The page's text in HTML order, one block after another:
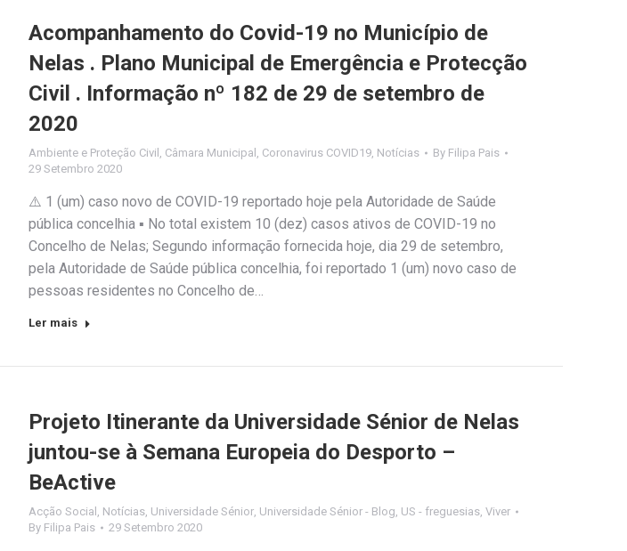
Acompanhamento do Covid-19 no Município de
Nelas . Plano Municipal de Emergência e Protecção
Civil . Informação nº 182 de 29 de setembro de
2020
Ambiente e Proteção Civil , Câmara Municipal , Coronavirus COVID19, Notícias By Filipa Pais
29 Setembro 2020
⚠️ 1 (um) caso novo de COVID-19 reportado hoje pela Autoridade de Saúde
pública concelhia ▪️ No total existem 10 (dez) casos ativos de COVID-19 no
Concelho de Nelas; Segundo informação fornecida hoje, dia 29 de setembro,
pela Autoridade de Saúde pública concelhia, foi reportado 1 (um) novo caso de
pessoas residentes no Concelho de…
Ler mais
Projeto Itinerante da Universidade Sénior de Nelas
juntou-se à Semana Europeia do Desporto –
BeActive
Acção Social , Notícias, Universidade Sénior, Universidade Sénior - Blog, US - freguesias, Viver
By Filipa Pais 29 Setembro 2020